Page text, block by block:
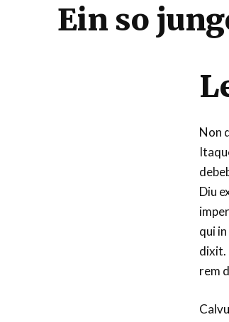
Ein so
Non
Diu
qui
dixit.
rem